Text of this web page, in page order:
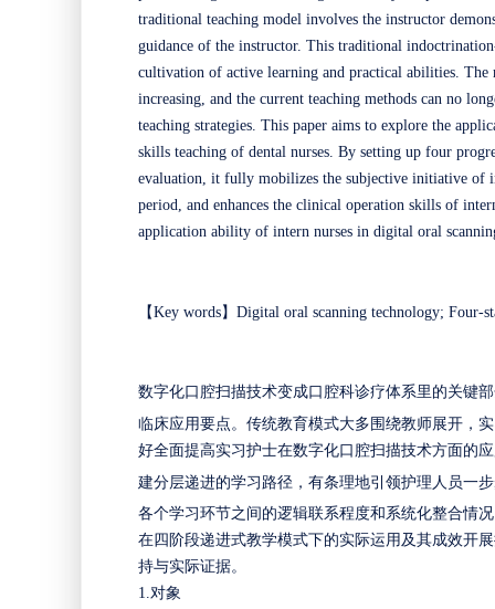
traditional teaching model involves the instructor
guidance of the instructor. This traditional
cultivation of active learning and practical abilities.
increasing, and the current teaching methods can no
teaching strategies. This paper aims to explore the
skills teaching of dental nurses. By setting up four
evaluation, it fully mobilizes the subjective initiative of
period, and enhances the clinical operation skills of
application ability of intern nurses in digital oral
【Key words】 Digital oral scanning technology; Four-
数字化口腔扫描技术变成口腔科诊疗体系里的关键
临床应用要点。传统教育模式大多围绕教师展开，
好全面提高实习护士在数字化口腔扫描技术方面的
建分层递进的学习路径，有条理地引领护理人员一
各个学习环节之间的逻辑联系程度和系统化整合情
在四阶段递进式教学模式下的实际运用及其成效开
持与实际证据。
1. 对象